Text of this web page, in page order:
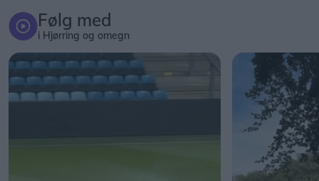
Følg med
i Hjørring og omegn